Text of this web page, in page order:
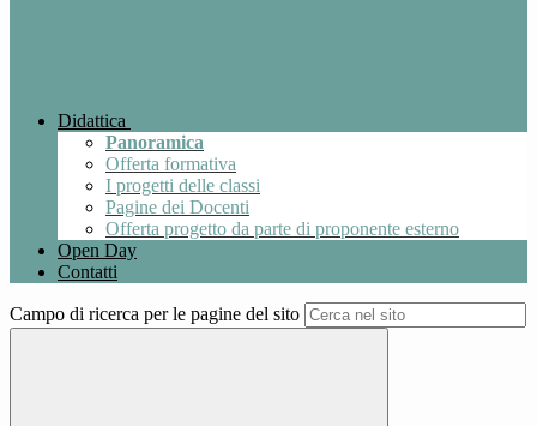
Didattica
Panoramica
Offerta formativa
I progetti delle classi
Pagine dei Docenti
Offerta progetto da parte di proponente esterno
Open Day
Contatti
Campo di ricerca per le pagine del sito